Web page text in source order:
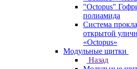
"Octopus"
полиамида
Система
открытой
«Octopus»
Модульные щитки
Назад